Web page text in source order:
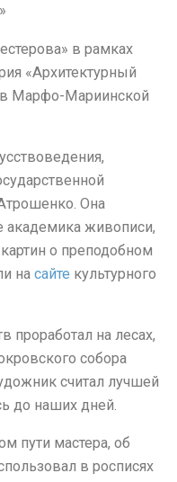
в рамках
«Архитектурный
в Марфо-Мариинской
Она
академика живописи,
о преподобном
на сайте культурного
проработал на лесах,
собора
считал лучшей
до наших дней.
пути мастера, об
в росписях